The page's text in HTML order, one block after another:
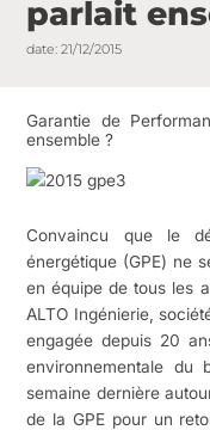
parlait
date: 21/12/2015
Garantie de
ensemble ?
Convaincu que le
énergétique (GPE) ne
en équipe de tous les
ALTO Ingénierie,
engagée depuis 20
environnementale du
semaine dernière
de la GPE pour un